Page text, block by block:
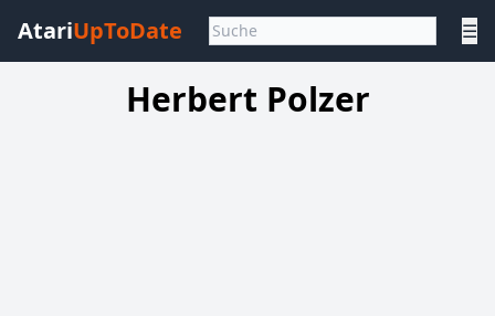
AtariUpToDate ☰
Herbert Polzer